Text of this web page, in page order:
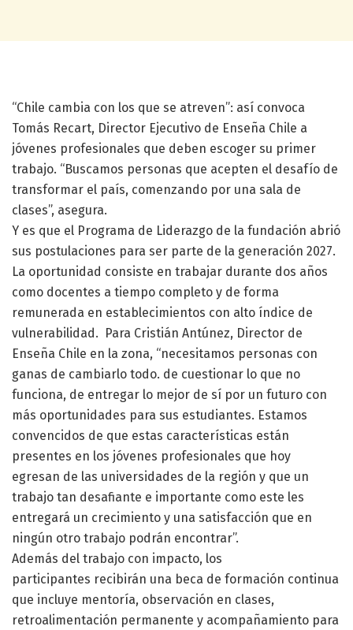
“Chile cambia con los que se atreven”: así convoca
Tomás Recart, Director Ejecutivo de Enseña Chile a
jóvenes profesionales que deben escoger su primer
trabajo. “Buscamos personas que acepten el desafío de
transformar el país, comenzando por una sala de
clases”, asegura.
Y es que el Programa de Liderazgo de la fundación abrió
sus postulaciones para ser parte de la generación 2027.
La oportunidad consiste en trabajar durante dos años
como docentes a tiempo completo y de forma
remunerada en establecimientos con alto índice de
vulnerabilidad. Para Cristián Antúnez, Director de
Enseña Chile en la zona, “necesitamos personas con
ganas de cambiarlo todo. de cuestionar lo que no
funciona, de entregar lo mejor de sí por un futuro con
más oportunidades para sus estudiantes. Estamos
convencidos de que estas características están
presentes en los jóvenes profesionales que hoy
egresan de las universidades de la región y que un
trabajo tan desafiante e importante como este les
entregará un crecimiento y una satisfacción que en
ningún otro trabajo podrán encontrar”.
Además del trabajo con impacto, los
participantes recibirán una beca de formación continua
que incluye mentoría, observación en clases,
retroalimentación permanente y acompañamiento para